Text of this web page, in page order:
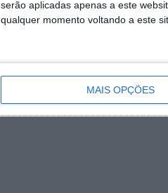
serão aplicadas apenas a este
qualquer momento voltando a este
MAIS OPÇÕES